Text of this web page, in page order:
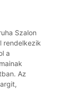
Szalon
rendelkezik
a
Az